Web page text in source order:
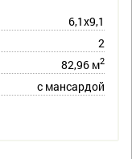
6,1х9,1
2
82,96 м2
с мансардой